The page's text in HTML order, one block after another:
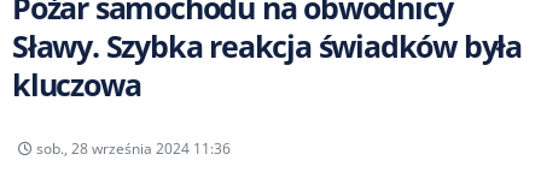
Sławy. Szybka reakcja świadków była
kluczowa
sob., 28 września 2024 11:36